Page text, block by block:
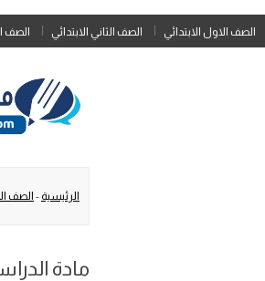
الصف الاول الابتدائي الصف الثاني الابتدائي الصف
الرئيسية - الصف
مادة